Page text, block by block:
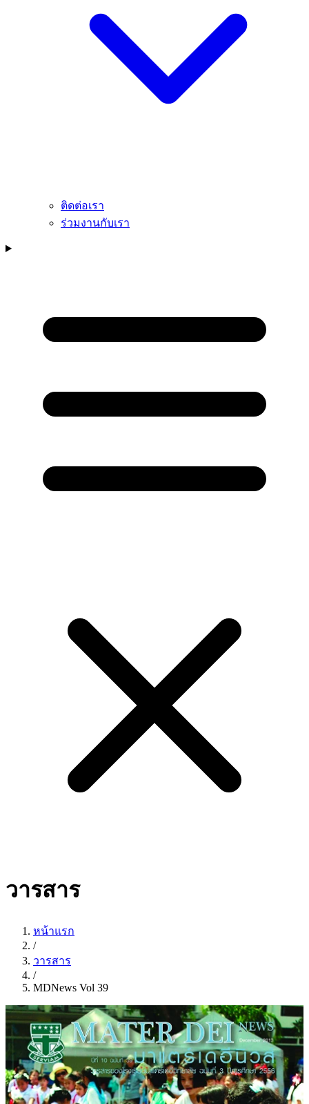
ติดต่อเรา
ร่วมงานกับเรา
วารสาร
หน้าแรก
/
วารสาร
/
MDNews Vol 39